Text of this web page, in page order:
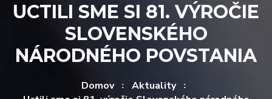
UCTILI SME SI 81. VÝROČIE
SLOVENSKÉHO
NÁRODNÉHO POVSTANIA
Domov
Aktuality